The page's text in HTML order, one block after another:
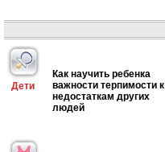
Дети
Как научить ребенка
важности терпимости к
недостаткам других
людей